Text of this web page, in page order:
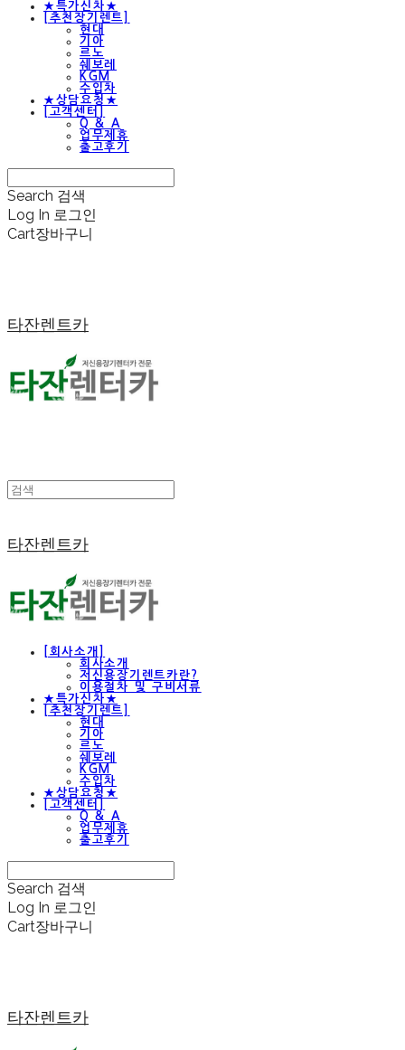
★특가신차★
[추천장기렌트]
현대
기아
르노
쉐보레
KGM
수입차
★상담요청★
[고객센터]
Q & A
업무제휴
출고후기
Search 검색
Log In 로그인
Cart장바구니
타잔렌트카
타잔렌트카
[회사소개]
회사소개
저신용장기렌트카란?
이용절차 및 구비서류
★특가신차★
[추천장기렌트]
현대
기아
르노
쉐보레
KGM
수입차
★상담요청★
[고객센터]
Q & A
업무제휴
출고후기
Search 검색
Log In 로그인
Cart장바구니
타잔렌트카